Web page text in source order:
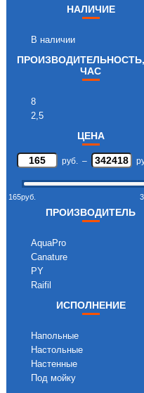
НАЛИЧИЕ
В наличии
ЧАС
8
2,5
ЦЕНА
руб. –
165руб.
ПРОИЗВОДИТЕЛЬ
AquaPro
Canature
PY
Raifil
ИСПОЛНЕНИЕ
Напольные
Настольные
Настенные
Под мойку